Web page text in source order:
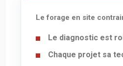
Le forage en site
Le diagnostic est
Chaque projet sa